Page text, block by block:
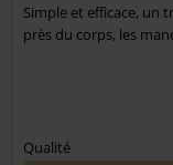
Simple et efficace, un
près du corps, les
Qualité